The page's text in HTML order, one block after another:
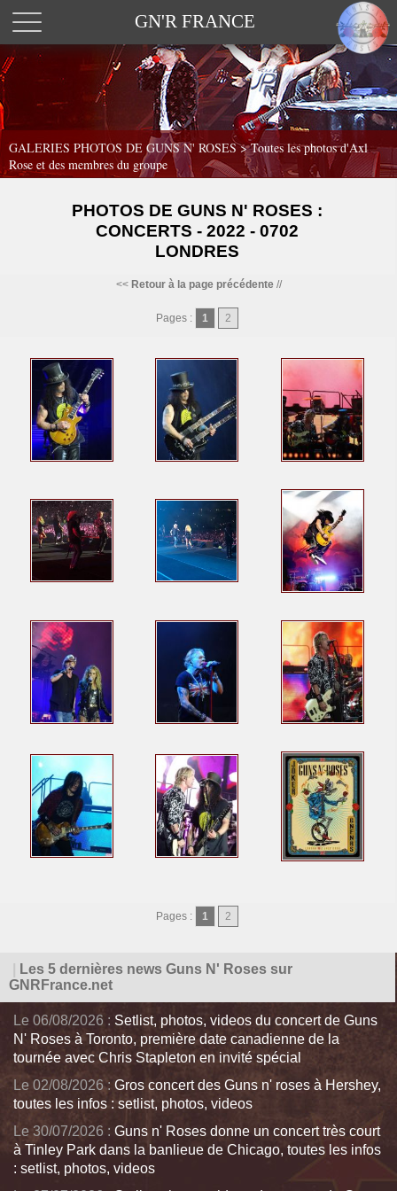
GN'R FRANCE
GALERIES PHOTOS DE GUNS N' ROSES >Toutes les photos d'Axl
Rose et des membres du groupe
PHOTOS DE GUNS N' ROSES :
CONCERTS - 2022 - 0702
LONDRES
<< Retour à la page précédente//
Pages : 1 2
Pages : 1 2
Les 5 dernières news Guns N' Roses sur
GNRFrance.net
Le 06/08/2026 : Setlist, photos, videos du concert de Guns
N' Roses à Toronto, première date canadienne de la
tournée avec Chris Stapleton en invité spécial
Le 02/08/2026 : Gros concert des Guns n' roses à Hershey,
toutes les infos : setlist, photos, videos
Le 30/07/2026 : Guns n' Roses donne un concert très court
à Tinley Park dans la banlieue de Chicago, toutes les infos
: setlist, photos, videos